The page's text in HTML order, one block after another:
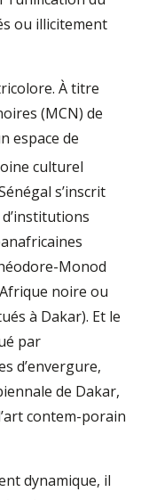
ou illicitement
À titre
(MCN) de
espace de
culturel
s’inscrit
Monod
noire ou
à Dakar). Et le
par
d’envergure,
de Dakar,
contem-porain
dynamique, il